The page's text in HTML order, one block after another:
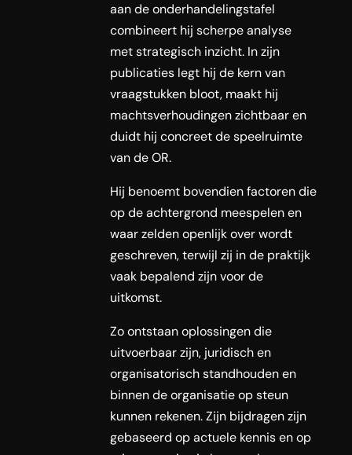
aan de onderhandelingstafel
combineert hij scherpe analyse
met strategisch inzicht. In zijn
publicaties legt hij de kern van
vraagstukken bloot, maakt hij
machtsverhoudingen zichtbaar en
duidt hij concreet de speelruimte
van de OR.
Hij benoemt bovendien factoren die
op de achtergrond meespelen en
waar zelden openlijk over wordt
geschreven, terwijl zij in de praktijk
vaak bepalend zijn voor de
uitkomst.
Zo ontstaan oplossingen die
uitvoerbaar zijn, juridisch en
organisatorisch standhouden en
binnen de organisatie op steun
kunnen rekenen. Zijn bijdragen zijn
gebaseerd op actuele kennis en op